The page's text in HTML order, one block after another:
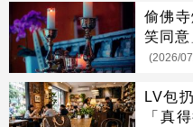
偷佛
笑同
(2026/
LV包
「真